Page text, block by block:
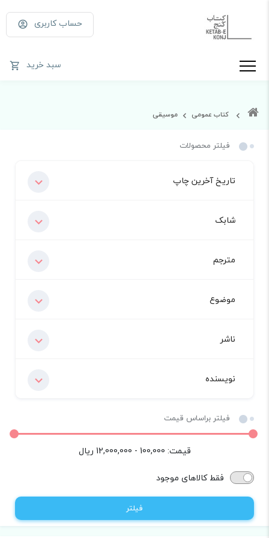
حساب کاربری
سبد خرید
کتاب عمومی موسیقی
فیلتر محصولات
تاریخ آخرین چاپ
شابک
مترجم
موضوع
ناشر
نویسنده
فیلتر براساس قیمت
قیمت: 100,000 - 12,000,000
ریال
فقط کالاهای موجود
فیلتر